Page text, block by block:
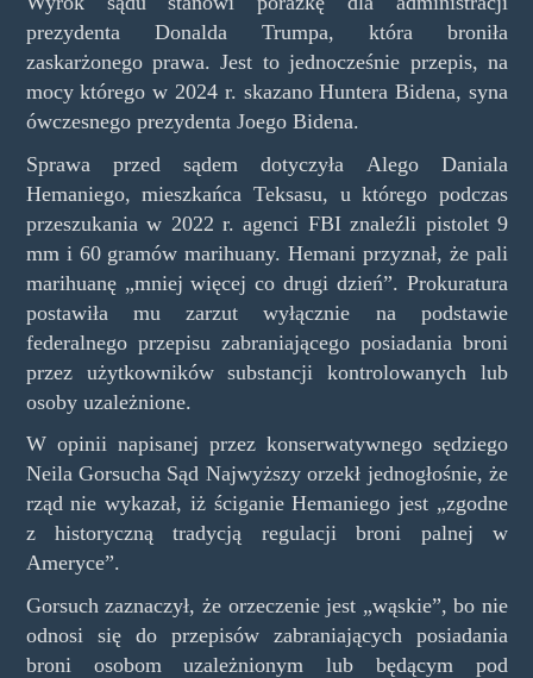
prezydenta Donalda Trumpa, która broniła
zaskarżonego prawa. Jest to jednocześnie przepis, na
mocy którego w 2024 r. skazano Huntera Bidena, syna
ówczesnego prezydenta Joego Bidena.
Sprawa przed sądem dotyczyła Alego Daniala
Hemaniego, mieszkańca Teksasu, u którego podczas
przeszukania w 2022 r. agenci FBI znaleźli pistolet 9
mm i 60 gramów marihuany. Hemani przyznał, że pali
marihuanę „mniej więcej co drugi dzień”. Prokuratura
postawiła mu zarzut wyłącznie na podstawie
federalnego przepisu zabraniającego posiadania broni
przez użytkowników substancji kontrolowanych lub
osoby uzależnione.
W opinii napisanej przez konserwatywnego sędziego
Neila Gorsucha Sąd Najwyższy orzekł jednogłośnie, że
rząd nie wykazał, iż ściganie Hemaniego jest „zgodne
z historyczną tradycją regulacji broni palnej w
Ameryce”.
Gorsuch zaznaczył, że orzeczenie jest „wąskie”, bo nie
odnosi się do przepisów zabraniających posiadania
broni osobom uzależnionym lub będącym pod